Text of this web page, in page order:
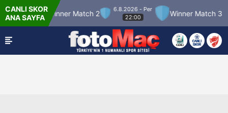
CANLI SKOR
ANA SAYFA
Winner Match 2
6.8.2026 - Per
22:00
Winner Match 3 Boluspor